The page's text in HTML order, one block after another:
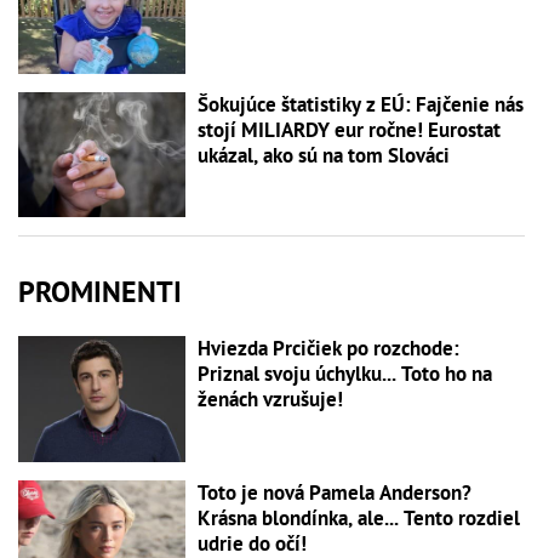
Šokujúce štatistiky z EÚ: Fajčenie nás
stojí MILIARDY eur ročne! Eurostat
ukázal, ako sú na tom Slováci
PROMINENTI
Hviezda Prcičiek po rozchode:
Priznal svoju úchylku... Toto ho na
ženách vzrušuje!
Toto je nová Pamela Anderson?
Krásna blondínka, ale... Tento rozdiel
udrie do očí!